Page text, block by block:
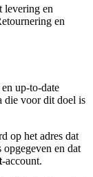
levering en
en
up-to-date
die voor dit doel is
op het adres dat
en dat
-account.